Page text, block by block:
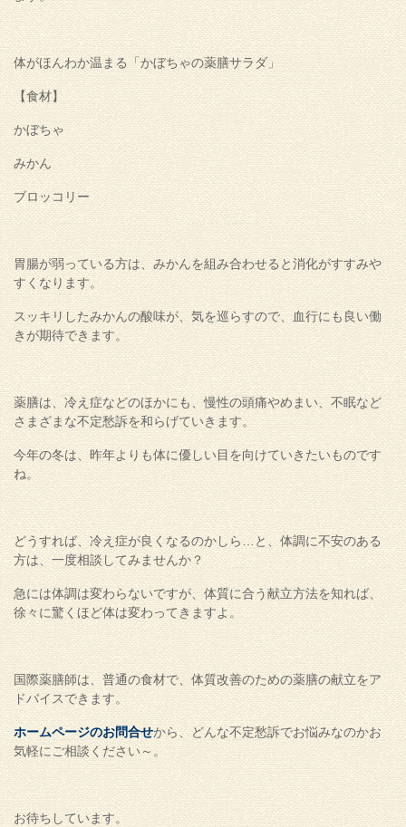
体がほんわか温まる「かぼちゃの薬膳サラダ」
【食材】
かぼちゃ
みかん
ブロッコリー
胃腸が弱っている方は、みかんを組み合わせると消化がすすみや
すくなります。
スッキリしたみかんの酸味が、気を巡らすので、血行にも良い働
きが期待できます。
薬膳は、冷え症などのほかにも、慢性の頭痛やめまい、不眠など
さまざまな不定愁訴を和らげていきます。
今年の冬は、昨年よりも体に優しい目を向けていきたいものです
ね。
どうすれば、冷え症が良くなるのかしら…と、体調に不安のある
方は、一度相談してみませんか？
急には体調は変わらないですが、体質に合う献立方法を知れば、
徐々に驚くほど体は変わってきますよ。
国際薬膳師は、普通の食材で、体質改善のための薬膳の献立をア
ドバイスできます。
ホームページのお問合せから、どんな不定愁訴でお悩みなのかお
気軽にご相談ください～。
お待ちしています。